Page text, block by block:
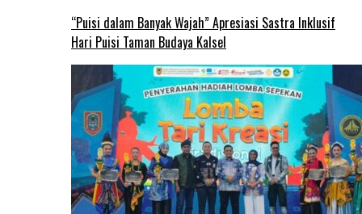
“Puisi dalam Banyak Wajah” Apresiasi Sastra Inklusif
Hari Puisi Taman Budaya Kalsel